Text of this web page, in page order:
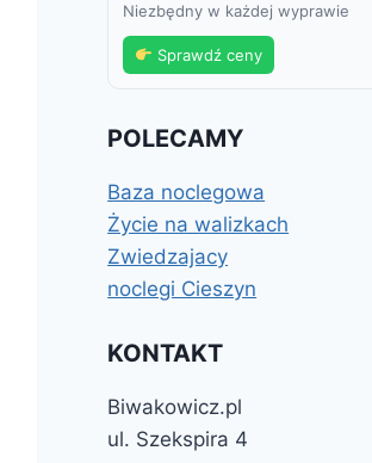
Niezbędny w każdej wyprawie
Sprawdź ceny
POLECAMY
Baza noclegowa
Życie na walizkach
Zwiedzajacy
noclegi Cieszyn
KONTAKT
Biwakowicz.pl
ul. Szekspira 4